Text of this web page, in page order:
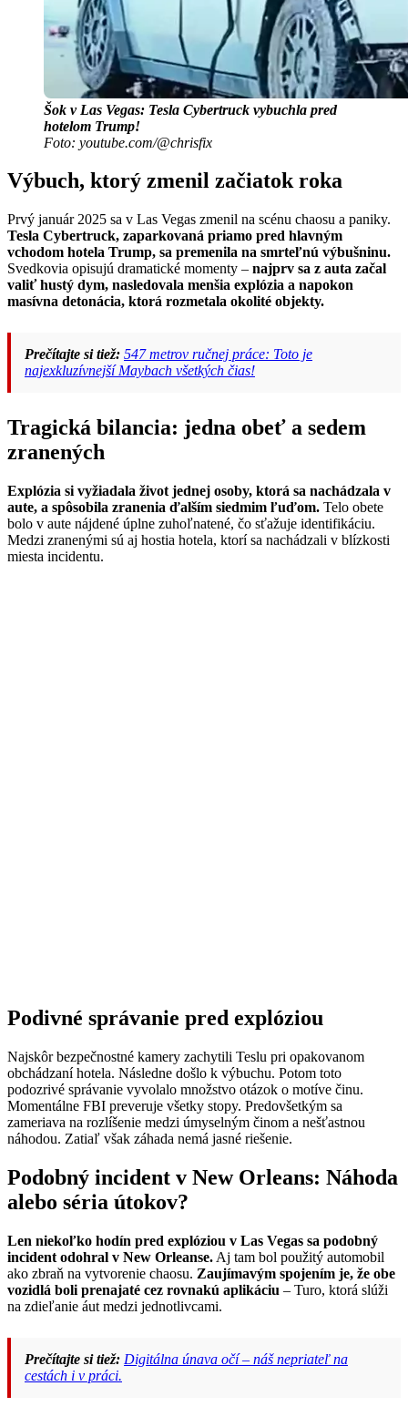
Šok v Las Vegas: Tesla Cybertruck vybuchla pred
hotelom Trump!
Foto: youtube.com/@chrisfix
Výbuch, ktorý zmenil začiatok roka
Prvý január 2025 sa v Las Vegas zmenil na scénu chaosu a paniky.
Tesla Cybertruck, zaparkovaná priamo pred hlavným
vchodom hotela Trump, sa premenila na smrteľnú výbušninu.
Svedkovia opisujú dramatické momenty – najprv sa z auta začal
valiť hustý dym, nasledovala menšia explózia a napokon
masívna detonácia, ktorá rozmetala okolité objekty.
Prečítajte si tiež: 547 metrov ručnej práce: Toto je
najexkluzívnejší Maybach všetkých čias!
Tragická bilancia: jedna obeť a sedem
zranených
Explózia si vyžiadala život jednej osoby, ktorá sa nachádzala v
aute, a spôsobila zranenia ďalším siedmim ľuďom. Telo obete
bolo v aute nájdené úplne zuhoľnatené, čo sťažuje identifikáciu.
Medzi zranenými sú aj hostia hotela, ktorí sa nachádzali v blízkosti
miesta incidentu.
Podivné správanie pred explóziou
Najskôr bezpečnostné kamery zachytili Teslu pri opakovanom
obchádzaní hotela. Následne došlo k výbuchu. Potom toto
podozrivé správanie vyvolalo množstvo otázok o motíve činu.
Momentálne FBI preveruje všetky stopy. Predovšetkým sa
zameriava na rozlíšenie medzi úmyselným činom a nešťastnou
náhodou. Zatiaľ však záhada nemá jasné riešenie.
Podobný incident v New Orleans: Náhoda
alebo séria útokov?
Len niekoľko hodín pred explóziou v Las Vegas sa podobný
incident odohral v New Orleanse. Aj tam bol použitý automobil
ako zbraň na vytvorenie chaosu. Zaujímavým spojením je, že obe
vozidlá boli prenajaté cez rovnakú aplikáciu – Turo, ktorá slúži
na zdieľanie áut medzi jednotlivcami.
Prečítajte si tiež: Digitálna únava očí – náš nepriateľ na
cestách i v práci.